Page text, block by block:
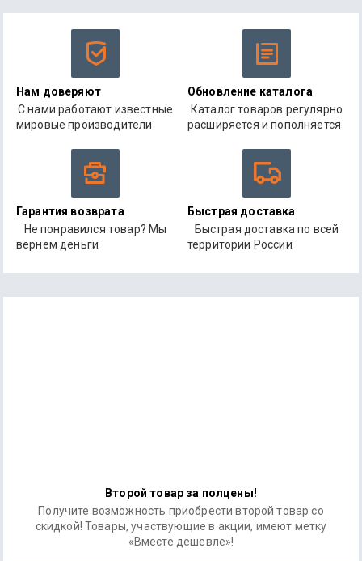
Нам доверяют
С нами работают известные
мировые производители
Обновление каталога
Каталог товаров регулярно
расширяется и пополняется
Гарантия возврата
Не понравился товар? Мы
вернем деньги
Быстрая доставка
Быстрая доставка по всей
территории России
Второй товар за полцены!
Получите возможность приобрести второй товар со
скидкой! Товары, участвующие в акции, имеют метку
«Вместе дешевле»!